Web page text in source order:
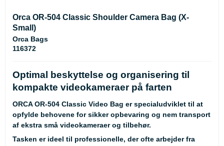
Orca OR-504 Classic Shoulder Camera Bag (X-
Small)
Orca Bags
116372
Optimal beskyttelse og organisering til
kompakte videokameraer på farten
ORCA OR-504 Classic Video Bag er specialudviklet til at
opfylde behovene for sikker opbevaring og nem transport
af ekstra små videokameraer og tilbehør.
Tasken er ideel til professionelle, der ofte arbejder fra